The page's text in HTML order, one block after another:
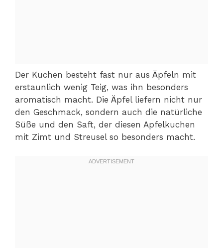
Der Kuchen besteht fast nur aus Äpfeln mit
erstaunlich wenig Teig, was ihn besonders
aromatisch macht. Die Äpfel liefern nicht nur
den Geschmack, sondern auch die natürliche
Süße und den Saft, der diesen Apfelkuchen
mit Zimt und Streusel so besonders macht.